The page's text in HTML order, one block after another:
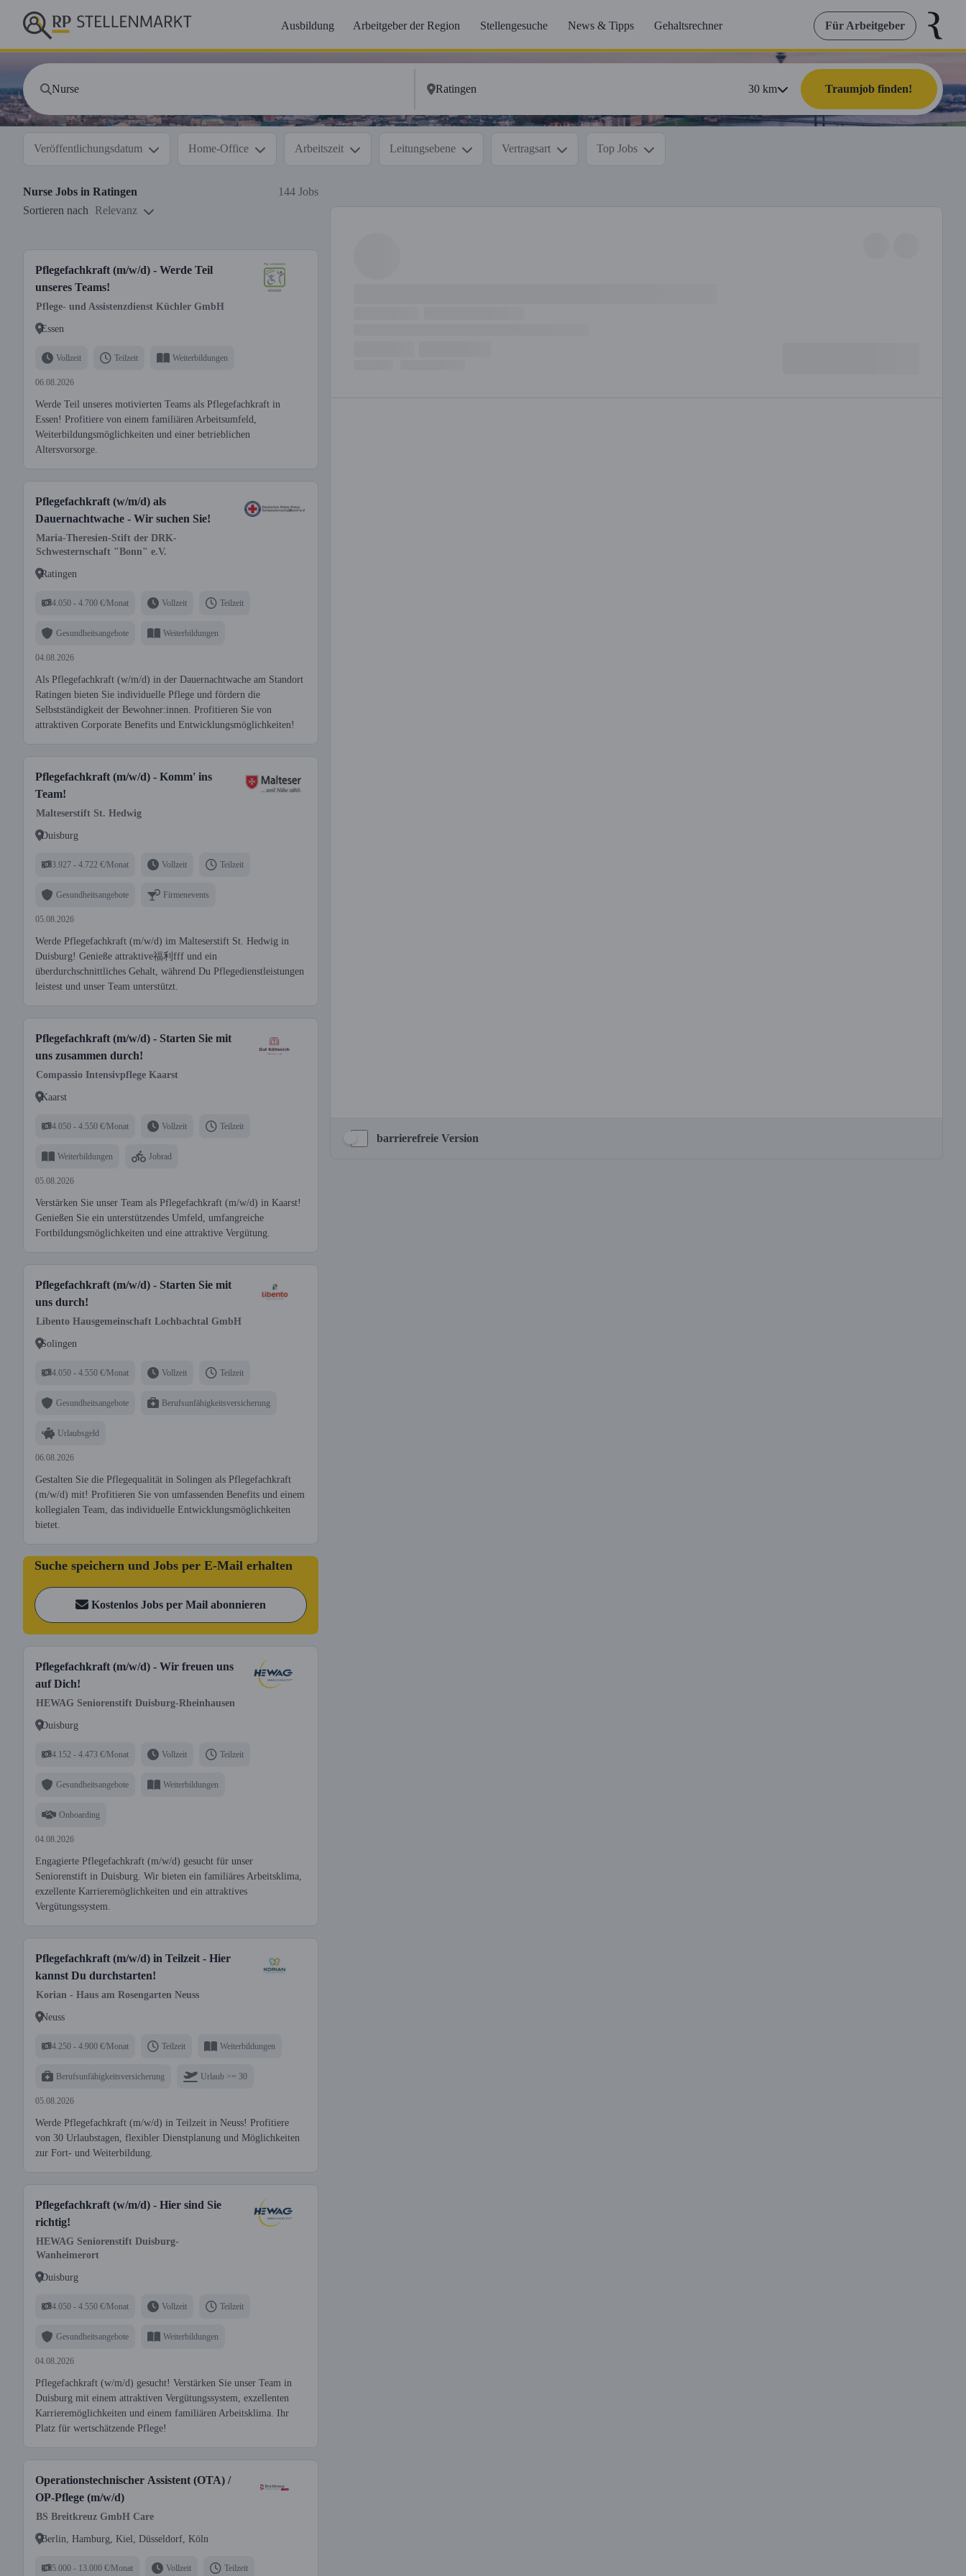
Ausbildung Arbeitgeber der Region Stellengesuche News & Tipps Gehaltsrechner Für Arbeitgeber
30km Traumjob finden!
Veröffentlichungsdatum Home-Office Arbeitszeit Leitungsebene Vertragsart Top Jobs
Nurse Jobs in Ratingen
144 Jobs
Sortieren nach
Relevanz
Pflegefachkraft (m/w/d) - Werde Teil
unseres Teams!
Pflege- und Assistenzdienst Küchler GmbH
Essen
Vollzeit Teilzeit Weiterbildungen
06.08.2026
Werde Teil unseres motivierten Teams als Pflegefachkraft in
Essen! Profitiere von einem familiären Arbeitsumfeld,
Weiterbildungsmöglichkeiten und einer betrieblichen
Altersvorsorge.
Pflegefachkraft (w/m/d) als
Dauernachtwache - Wir suchen Sie!
Maria-Theresien-Stift der DRK-
Schwesternschaft "Bonn" e.V.
Ratingen
4.050 - 4.700 €/Monat Vollzeit Teilzeit
Gesundheitsangebote Weiterbildungen
04.08.2026
Als Pflegefachkraft (w/m/d) in der Dauernachtwache am Standort
Ratingen bieten Sie individuelle Pflege und fördern die
Selbstständigkeit der Bewohner:innen. Profitieren Sie von
attraktiven Corporate Benefits und Entwicklungsmöglichkeiten!
Pflegefachkraft (m/w/d) - Komm' ins
Team!
Malteserstift St. Hedwig
Duisburg
3.927 - 4.722 €/Monat Vollzeit Teilzeit
Gesundheitsangebote Firmenevents
05.08.2026
Werde Pflegefachkraft (m/w/d) im Malteserstift St. Hedwig in
Duisburg! Genieße attraktive福利fff und ein
überdurchschnittliches Gehalt, während Du Pflegedienstleistungen
leistest und unser Team unterstützt.
Pflegefachkraft (m/w/d) - Starten Sie mit
uns zusammen durch!
Compassio Intensivpflege Kaarst
Kaarst
4.050 - 4.550 €/Monat Vollzeit Teilzeit
Weiterbildungen Jobrad
05.08.2026
Verstärken Sie unser Team als Pflegefachkraft (m/w/d) in Kaarst!
Genießen Sie ein unterstützendes Umfeld, umfangreiche
Fortbildungsmöglichkeiten und eine attraktive Vergütung.
Pflegefachkraft (m/w/d) - Starten Sie mit
uns durch!
Libento Hausgemeinschaft Lochbachtal GmbH
Solingen
4.050 - 4.550 €/Monat Vollzeit Teilzeit
Gesundheitsangebote Berufsunfähigkeitsversicherung
Urlaubsgeld
06.08.2026
Gestalten Sie die Pflegequalität in Solingen als Pflegefachkraft
(m/w/d) mit! Profitieren Sie von umfassenden Benefits und einem
kollegialen Team, das individuelle Entwicklungsmöglichkeiten
bietet.
Suche speichern und Jobs per E-Mail erhalten
Kostenlos Jobs per Mail abonnieren
Pflegefachkraft (m/w/d) - Wir freuen uns
auf Dich!
HEWAG Seniorenstift Duisburg-Rheinhausen
Duisburg
4.152 - 4.473 €/Monat Vollzeit Teilzeit
Gesundheitsangebote Weiterbildungen
Onboarding
04.08.2026
Engagierte Pflegefachkraft (m/w/d) gesucht für unser
Seniorenstift in Duisburg. Wir bieten ein familiäres Arbeitsklima,
exzellente Karrieremöglichkeiten und ein attraktives
Vergütungssystem.
Pflegefachkraft (m/w/d) in Teilzeit - Hier
kannst Du durchstarten!
Korian - Haus am Rosengarten Neuss
Neuss
4.250 - 4.900 €/Monat Teilzeit Weiterbildungen
Berufsunfähigkeitsversicherung Urlaub >= 30
05.08.2026
Werde Pflegefachkraft (m/w/d) in Teilzeit in Neuss! Profitiere
von 30 Urlaubstagen, flexibler Dienstplanung und Möglichkeiten
zur Fort- und Weiterbildung.
Pflegefachkraft (w/m/d) - Hier sind Sie
richtig!
HEWAG Seniorenstift Duisburg-
Wanheimerort
Duisburg
4.050 - 4.550 €/Monat Vollzeit Teilzeit
Gesundheitsangebote Weiterbildungen
04.08.2026
Pflegefachkraft (w/m/d) gesucht! Verstärken Sie unser Team in
Duisburg mit einem attraktiven Vergütungssystem, exzellenten
Karrieremöglichkeiten und einem familiären Arbeitsklima. Ihr
Platz für wertschätzende Pflege!
Operationstechnischer Assistent (OTA) /
OP-Pflege (m/w/d)
BS Breitkreuz GmbH Care
Berlin, Hamburg, Kiel, Düsseldorf, Köln
5.000 - 13.000 €/Monat Vollzeit Teilzeit
barrierefreie Version